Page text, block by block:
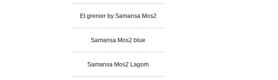
Et grenier by Samansa Mos2
Samansa Mos2 blue
Samansa Mos2 Lagom